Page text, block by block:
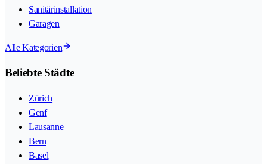
Sanitärinstallation
Garagen
Alle Kategorien
Beliebte Städte
Zürich
Genf
Lausanne
Bern
Basel